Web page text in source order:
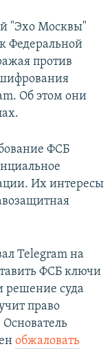
"Эхо Москвы"
Федеральной
против
Об этом они
ФСБ
Их интересы
Telegram на
ФСБ ключи
решение суда
право
Основатель
обжаловать